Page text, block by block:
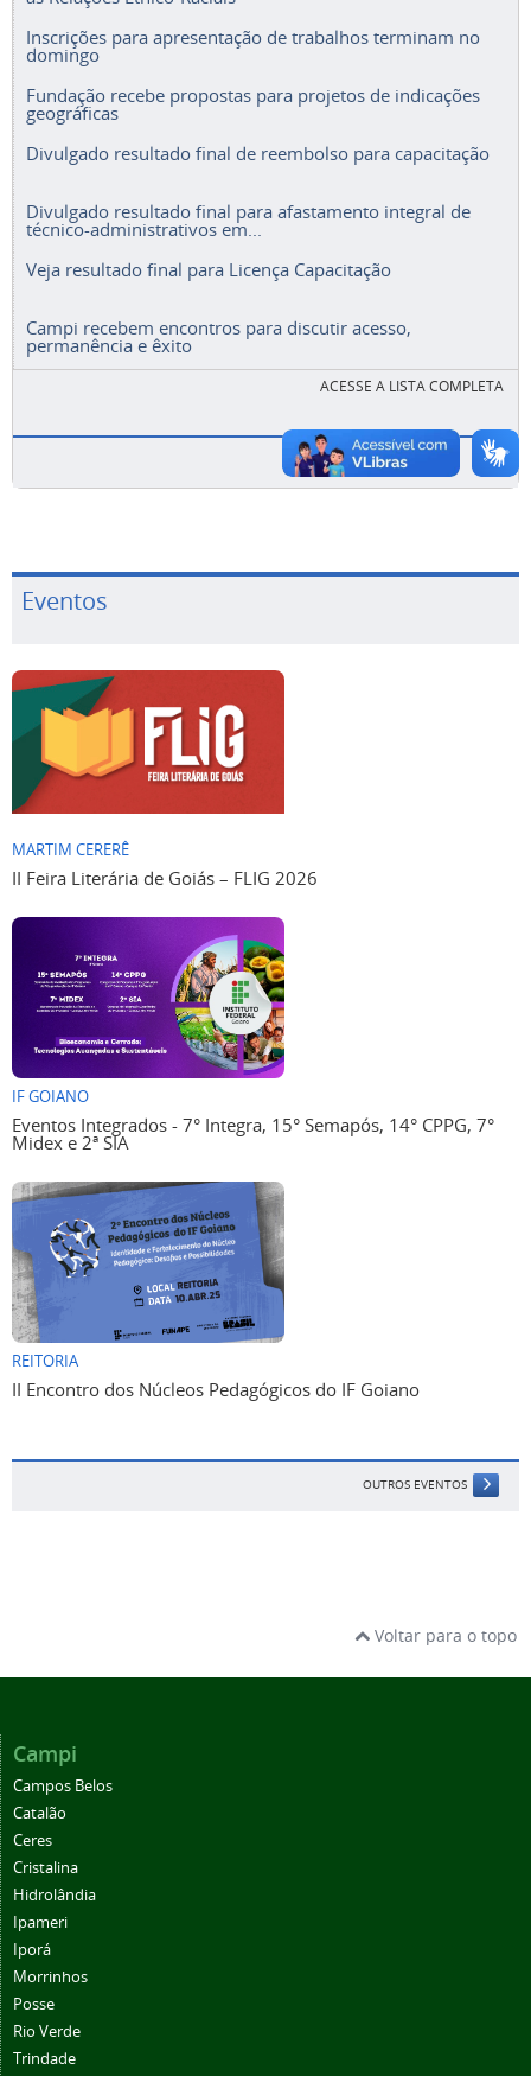
Inscrições para apresentação de trabalhos terminam no
domingo
Fundação recebe propostas para projetos de indicações
geográficas
Divulgado resultado final de reembolso para capacitação
Divulgado resultado final para afastamento integral de
técnico-administrativos em...
Veja resultado final para Licença Capacitação
Campi recebem encontros para discutir acesso,
permanência e êxito
ACESSE A LISTA COMPLETA
Eventos
MARTIM CERERÊ
II Feira Literária de Goiás – FLIG 2026
IF GOIANO
Eventos Integrados - 7° Integra, 15° Semapós, 14° CPPG, 7°
Midex e 2ª SIA
REITORIA
II Encontro dos Núcleos Pedagógicos do IF Goiano
OUTROS EVENTOS
Voltar para o topo
Campi
Campos Belos
Catalão
Ceres
Cristalina
Hidrolândia
Ipameri
Iporá
Morrinhos
Posse
Rio Verde
Trindade